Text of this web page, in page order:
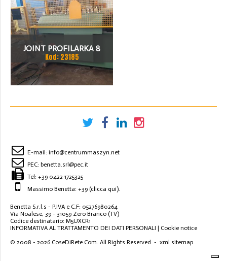
JOINT PROFILARKA 8
STACJI
Kod: 23185
E-mail: info@centrummaszyn.net
PEC: benetta.srl@pec.it
Tel: +39 0422 1725325
Massimo Benetta: +39 (clicca qui).
Benetta S.r.l.s - P.IVA e C.F: 05276980264
Via Noalese, 39 - 31059 Zero Branco (TV)
Codice destinatario: M5UXCR1
INFORMATIVA AL TRATTAMENTO DEI DATI PERSONALI | Cookie notice
© 2008 - 2026 CoseDiRete.Com. All Rights Reserved - xml sitemap